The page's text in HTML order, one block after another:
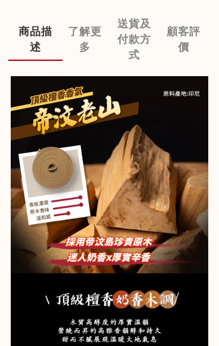
商品描
述
了解更
多
送貨及
付款方
式
顧客評
價